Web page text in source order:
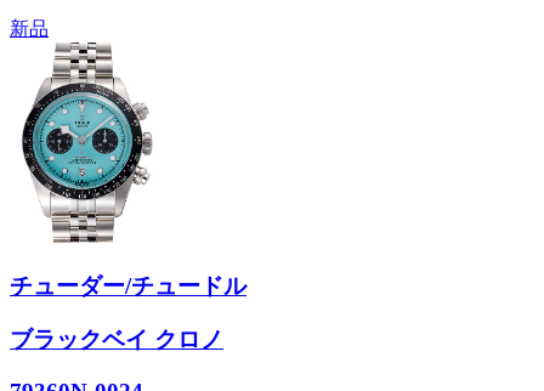
新品
チューダー/チュードル
ブラックベイ クロノ